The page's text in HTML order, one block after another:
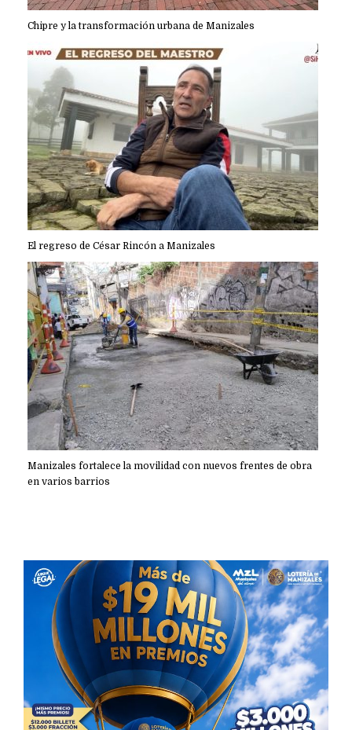
Chipre y la transformación urbana de Manizales
El regreso de César Rincón a Manizales
Manizales fortalece la movilidad con nuevos frentes de obra
en varios barrios